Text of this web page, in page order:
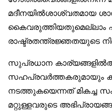
മദീനയില്‍ശാശ്വതമായ
കൈവരുത്തിയതുമെല്ലാം
രാഷ്ട്രതന്ത്രജ്ഞതയുടെ
സുപ്രധാന
സഹപ്രവര്‍ത്തകരുമായും
നടത്തുകയെന്നത് മികച്ച
മറ്റുള്ളവരുടെ